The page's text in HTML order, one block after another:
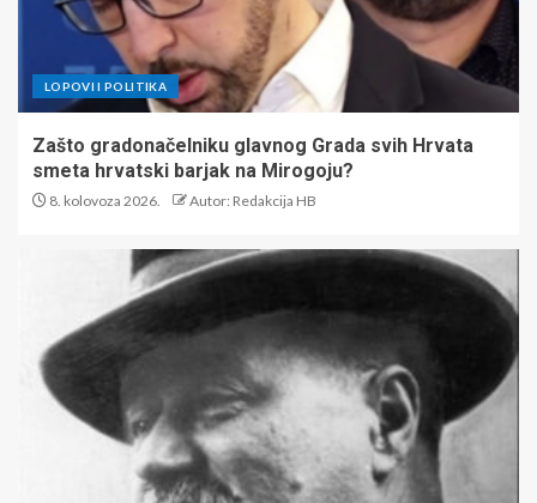
LOPOVI I POLITIKA
Zašto gradonačelniku glavnog Grada svih Hrvata
smeta hrvatski barjak na Mirogoju?
8. kolovoza 2026. Autor: Redakcija HB